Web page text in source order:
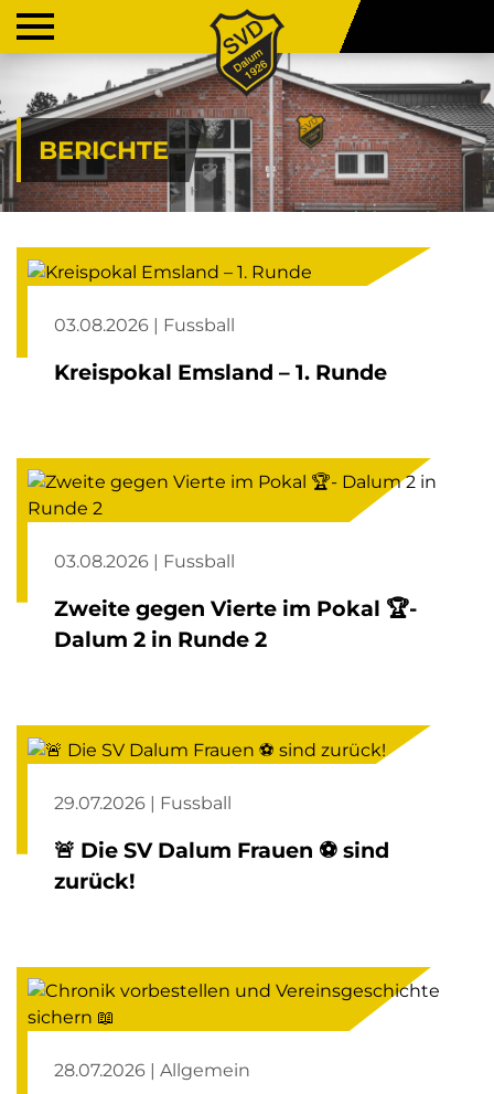
BERICHTE
03.08.2026 | Fussball
Kreispokal Emsland – 1. Runde
03.08.2026 | Fussball
Zweite gegen Vierte im Pokal 🏆-
Dalum 2 in Runde 2
29.07.2026 | Fussball
🚨 Die SV Dalum Frauen ⚽️ sind
zurück!
28.07.2026 | Allgemein